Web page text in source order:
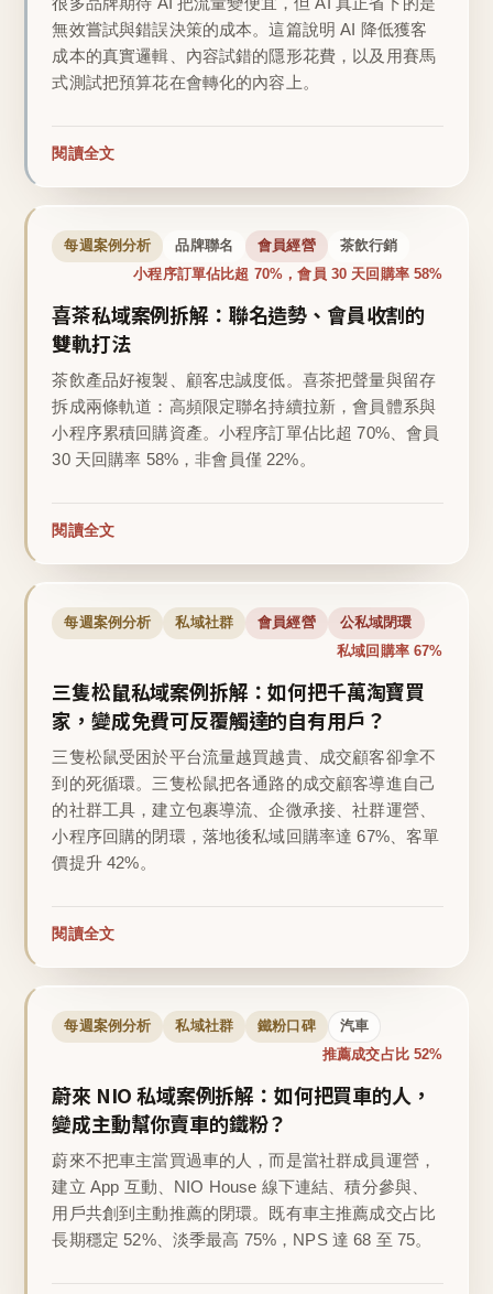
無效嘗試與錯誤決策的成本。這篇說明 AI 降低獲客
成本的真實邏輯、內容試錯的隱形花費，以及用賽馬
式測試把預算花在會轉化的內容上。
閱讀全文
每週案例分析 品牌聯名 會員經營 茶飲行銷
小程序訂單佔比超 70%，會員 30 天回購率 58%
喜茶私域案例拆解：聯名造勢、會員收割的
雙軌打法
茶飲產品好複製、顧客忠誠度低。喜茶把聲量與留存
拆成兩條軌道：高頻限定聯名持續拉新，會員體系與
小程序累積回購資產。小程序訂單佔比超 70%、會員
30 天回購率 58%，非會員僅 22%。
閱讀全文
每週案例分析 私域社群 會員經營 公私域閉環
私域回購率 67%
三隻松鼠私域案例拆解：如何把千萬淘寶買
家，變成免費可反覆觸達的自有用戶？
三隻松鼠受困於平台流量越買越貴、成交顧客卻拿不
到的死循環。三隻松鼠把各通路的成交顧客導進自己
的社群工具，建立包裹導流、企微承接、社群運營、
小程序回購的閉環，落地後私域回購率達 67%、客單
價提升 42%。
閱讀全文
每週案例分析 私域社群 鐵粉口碑 汽車
推薦成交占比 52%
蔚來 NIO 私域案例拆解：如何把買車的人，
變成主動幫你賣車的鐵粉？
蔚來不把車主當買過車的人，而是當社群成員運營，
建立 App 互動、NIO House 線下連結、積分參與、
用戶共創到主動推薦的閉環。既有車主推薦成交占比
長期穩定 52%、淡季最高 75%，NPS 達 68 至 75。